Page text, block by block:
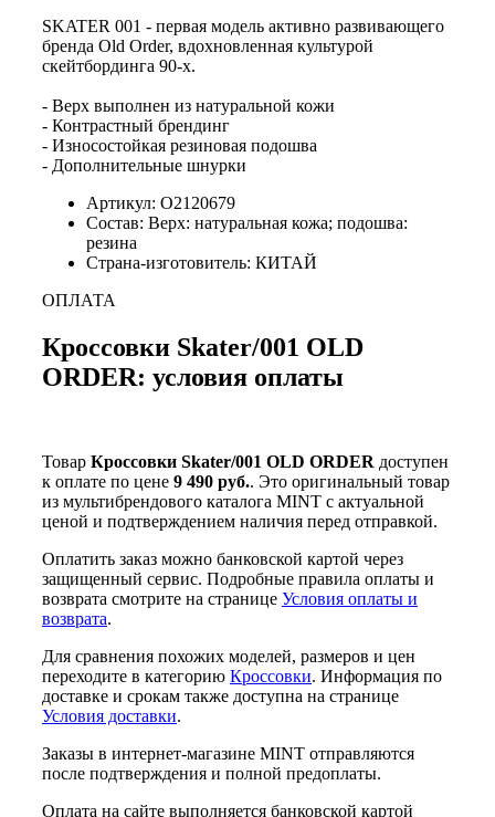
SKATER 001 - первая модель активно развивающего
бренда Old Order, вдохновленная культурой
скейтбординга 90-х.
- Верх выполнен из натуральной кожи
- Контрастный брендинг
- Износостойкая резиновая подошва
- Дополнительные шнурки
Артикул: O2120679
Состав: Верх: натуральная кожа; подошва:
резина
Страна-изготовитель: КИТАЙ
ОПЛАТА
Кроссовки Skater/001 OLD
ORDER: условия оплаты
Товар Кроссовки Skater/001 OLD ORDER доступен
к оплате по цене 9 490 руб.. Это оригинальный товар
из мультибрендового каталога MINT с актуальной
ценой и подтверждением наличия перед отправкой.
Оплатить заказ можно банковской картой через
защищенный сервис. Подробные правила оплаты и
возврата смотрите на странице Условия оплаты и
возврата.
Для сравнения похожих моделей, размеров и цен
переходите в категорию Кроссовки. Информация по
доставке и срокам также доступна на странице
Условия доставки.
Заказы в интернет-магазине MINT отправляются
после подтверждения и полной предоплаты.
Оплата на сайте выполняется банковской картой